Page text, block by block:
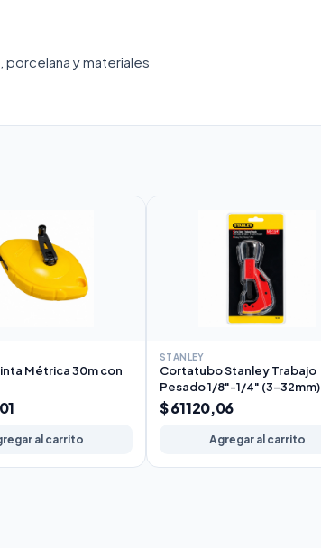
porcelana y materiales
Métrica 30m con
al carrito
STANLEY
Cortatubo Stanley Trabajo
Pesado 1/8"-1/4" (3-32mm)
$ 61120,06
Agregar al carrito